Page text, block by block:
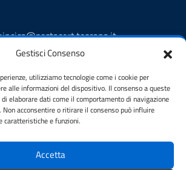
Gestisci Consenso
utilizziamo tecnologie come i cookie per
alle informazioni del dispositivo. Il consenso a queste
elaborare dati come il comportamento di navigazione
acconsentire o ritirare il consenso può influire
caratteristiche e funzioni.
Accetta
fino al 29/10/2024